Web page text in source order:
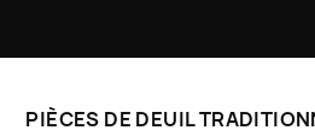
PIÈCES DE DEUIL